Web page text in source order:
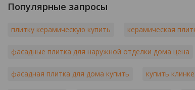
Популярные запросы
плитку керамическую купить керамическая
фасадные плитка для наружной отделки дома цена
фасадная плитка для дома купить купить